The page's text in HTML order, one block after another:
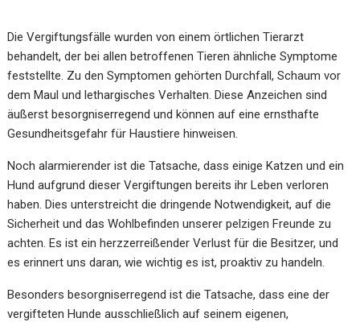
Die Vergiftungsfälle wurden von einem örtlichen Tierarzt
behandelt, der bei allen betroffenen Tieren ähnliche Symptome
feststellte. Zu den Symptomen gehörten Durchfall, Schaum vor
dem Maul und lethargisches Verhalten. Diese Anzeichen sind
äußerst besorgniserregend und können auf eine ernsthafte
Gesundheitsgefahr für Haustiere hinweisen.
Noch alarmierender ist die Tatsache, dass einige Katzen und ein
Hund aufgrund dieser Vergiftungen bereits ihr Leben verloren
haben. Dies unterstreicht die dringende Notwendigkeit, auf die
Sicherheit und das Wohlbefinden unserer pelzigen Freunde zu
achten. Es ist ein herzzerreißender Verlust für die Besitzer, und
es erinnert uns daran, wie wichtig es ist, proaktiv zu handeln.
Besonders besorgniserregend ist die Tatsache, dass eine der
vergifteten Hunde ausschließlich auf seinem eigenen,